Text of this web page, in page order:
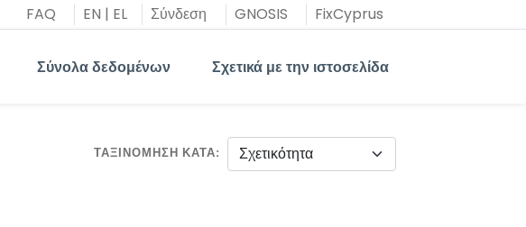
FAQ EN | EL Σύνδεση GNOSIS FixCyprus
Σύνολα δεδομένων Σχετικά με την ιστοσελίδα
ΤΑΞΙΝΌΜΗΣΗ ΚΑΤΆ